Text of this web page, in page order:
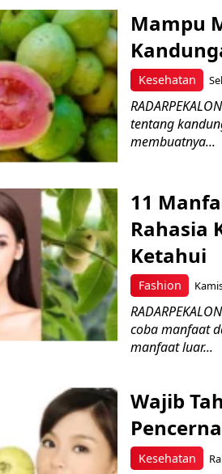
Kesehatan
Mampu
tentang
membuatnya...
Fashion
11
Rahasia
Ketahui
coba manfaat
manfaat luar...
Kesehatan
Wajib